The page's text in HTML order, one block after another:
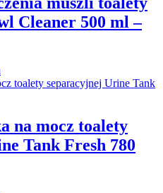
Cleaner 500 ml –
na mocz toalety
Tank Fresh 780